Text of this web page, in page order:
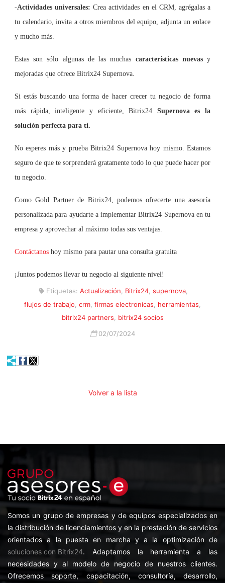
-Actividades universales: Crea actividades en el CRM, agrégalas a
tu calendario, invita a otros miembros del equipo, adjunta un enlace
y mucho más.
Estas son sólo algunas de las muchas características nuevasy
mejoradas que ofrece Bitrix24 Supernova.
Si estás buscando una forma de hacer crecer tu negocio de forma
más rápida, inteligente y eficiente, Bitrix24 Supernova es la
solución perfecta para ti.
No esperes más y prueba Bitrix24 Supernova hoy mismo. Estamos
seguro de que te sorprenderá gratamente todo lo que puede hacer por
tu negocio.
Como Gold Partner de Bitrix24, podemos ofrecerte una asesoría
personalizada para ayudarte a implementar Bitrix24 Supernova en tu
empresa y aprovechar al máximo todas sus ventajas.
Contáctanos hoy mismo para pautar una consulta gratuita
¡Juntos podemos llevar tu negocio al siguiente nivel!
Etiquetas: Actualización Bitrix24, supernova,
flujos de trabajo crm firmas electronicas herramientas
bitrix24 partners
bitrix24 socios
02/07/2024
Volver a la lista
Somos un grupo de empresas y de equipos especializados en
la distribución de licenciamientos y en la prestación de servicios
orientados a la puesta en marcha y a la optimización de
soluciones con Bitrix24. Adaptamos la herramienta a las
necesidades y al modelo de negocio de nuestros clientes.
Ofrecemos soporte, capacitación, consultoría, desarrollo,